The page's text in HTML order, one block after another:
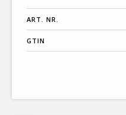
ART. NR.
GTIN